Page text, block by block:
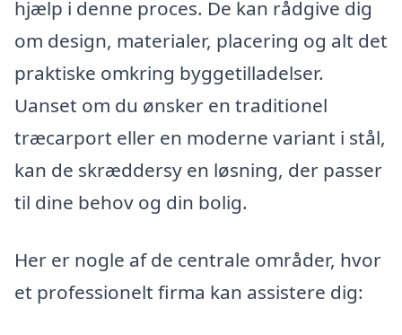
hjælp i denne proces. De kan rådgive dig
om design, materialer, placering og alt det
praktiske omkring byggetilladelser.
Uanset om du ønsker en traditionel
træcarport eller en moderne variant i stål,
kan de skræddersy en løsning, der passer
til dine behov og din bolig.
Her er nogle af de centrale områder, hvor
et professionelt firma kan assistere dig: